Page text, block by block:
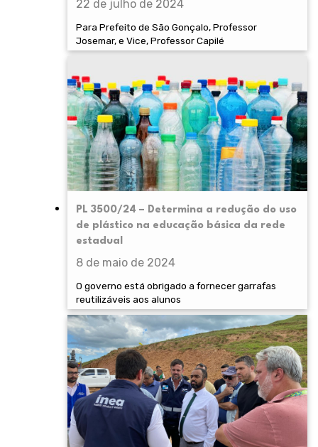
22 de julho de 2024
Para Prefeito de São Gonçalo, Professor
Josemar, e Vice, Professor Capilé
PL 3500/24 – Determina a redução do uso
de plástico na educação básica da rede
estadual
8 de maio de 2024
O governo está obrigado a fornecer garrafas
reutilizáveis aos alunos